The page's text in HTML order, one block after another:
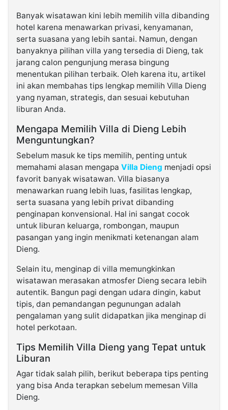
Banyak wisatawan kini lebih memilih villa dibanding
hotel karena menawarkan privasi, kenyamanan,
serta suasana yang lebih santai. Namun, dengan
banyaknya pilihan villa yang tersedia di Dieng, tak
jarang calon pengunjung merasa bingung
menentukan pilihan terbaik. Oleh karena itu, artikel
ini akan membahas tips lengkap memilih Villa Dieng
yang nyaman, strategis, dan sesuai kebutuhan
liburan Anda.
Mengapa Memilih Villa di Dieng Lebih
Menguntungkan?
Sebelum masuk ke tips memilih, penting untuk
memahami alasan mengapa Villa Dieng menjadi opsi
favorit banyak wisatawan. Villa biasanya
menawarkan ruang lebih luas, fasilitas lengkap,
serta suasana yang lebih privat dibanding
penginapan konvensional. Hal ini sangat cocok
untuk liburan keluarga, rombongan, maupun
pasangan yang ingin menikmati ketenangan alam
Dieng.
Selain itu, menginap di villa memungkinkan
wisatawan merasakan atmosfer Dieng secara lebih
autentik. Bangun pagi dengan udara dingin, kabut
tipis, dan pemandangan pegunungan adalah
pengalaman yang sulit didapatkan jika menginap di
hotel perkotaan.
Tips Memilih Villa Dieng yang Tepat untuk
Liburan
Agar tidak salah pilih, berikut beberapa tips penting
yang bisa Anda terapkan sebelum memesan Villa
Dieng.